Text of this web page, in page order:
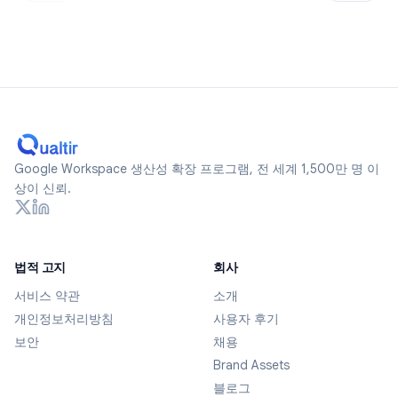
Google Workspace 생산성 확장 프로그램, 전 세계 1,500만 명 이
상이 신뢰.
법적 고지
서비스 약관
개인정보처리방침
보안
회사
소개
사용자 후기
채용
Brand Assets
블로그